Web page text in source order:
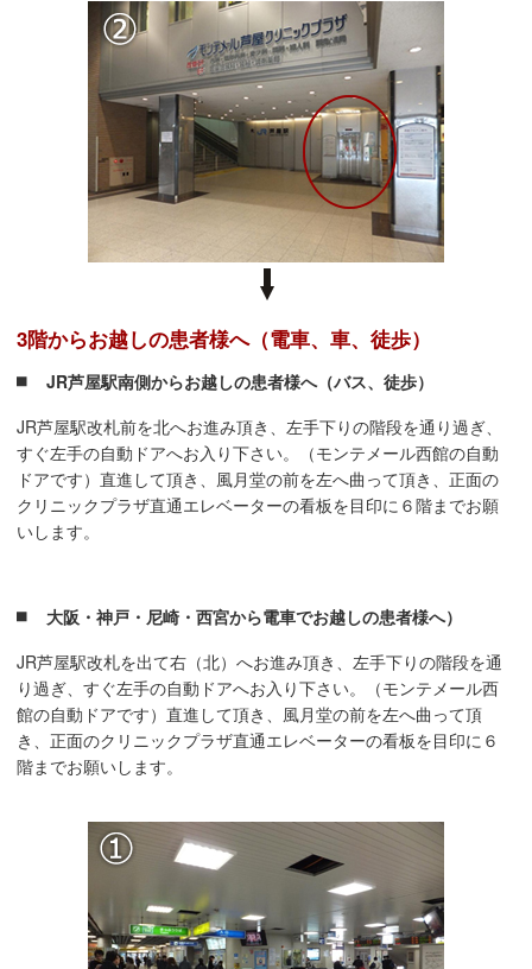
3階からお越しの患者様へ（電車、車、徒歩）
JR芦屋駅南側からお越しの患者様へ（バス、徒歩）
JR芦屋駅改札前を北へお進み頂き、左手下りの階段を通り過ぎ、
すぐ左手の自動ドアへお入り下さい。（モンテメール西館の自動
ドアです）直進して頂き、風月堂の前を左へ曲って頂き、正面の
クリニックプラザ直通エレベーターの看板を目印に６階までお願
いします。
大阪・神戸・尼崎・西宮から電車でお越しの患者様へ）
JR芦屋駅改札を出て右（北）へお進み頂き、左手下りの階段を通
り過ぎ、すぐ左手の自動ドアへお入り下さい。（モンテメール西
館の自動ドアです）直進して頂き、風月堂の前を左へ曲って頂
き、正面のクリニックプラザ直通エレベーターの看板を目印に６
階までお願いします。